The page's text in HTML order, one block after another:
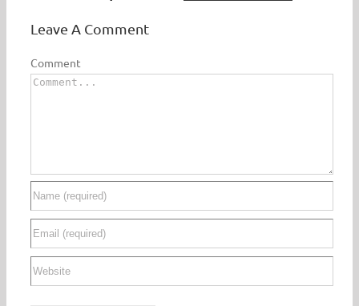
Leave A Comment
Comment